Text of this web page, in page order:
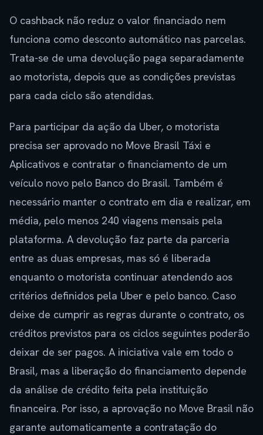
O cashback não reduz o valor financiado nem
funciona como desconto automático nas parcelas.
Trata-se de uma devolução paga separadamente
ao motorista, depois que as condições previstas
para cada ciclo são atendidas.
Para participar da ação da Uber, o motorista
precisa ser aprovado no Move Brasil Táxi e
Aplicativos e contratar o financiamento de um
veículo novo pelo Banco do Brasil. Também é
necessário manter o contrato em dia e realizar, em
média, pelo menos 240 viagens mensais pela
plataforma. A devolução faz parte da parceria
entre as duas empresas, mas só é liberada
enquanto o motorista continuar atendendo aos
critérios definidos pela Uber e pelo banco. Caso
deixe de cumprir as regras durante o contrato, os
créditos previstos para os ciclos seguintes poderão
deixar de ser pagos. A iniciativa vale em todo o
Brasil, mas a liberação do financiamento depende
da análise de crédito feita pela instituição
financeira. Por isso, a aprovação no Move Brasil não
garante automaticamente a contratação do